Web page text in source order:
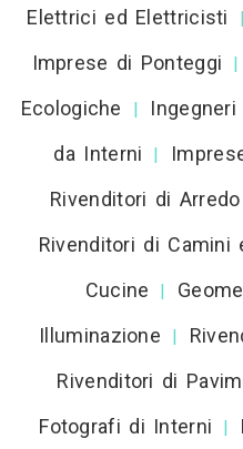
Elettrici ed Elettricisti
|
Imprese di Ponteggi |
Ecologiche
| Ingegneri
da Interni
|
Rivenditori di
Rivenditori di Camini
Cucine
|
Illuminazione
|
Rivenditori di
Fotografi di Interni |